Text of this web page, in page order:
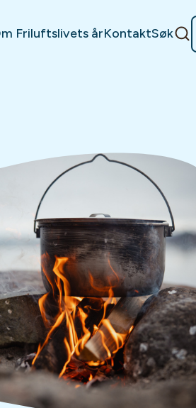
Friluftslivets årKontaktSøk